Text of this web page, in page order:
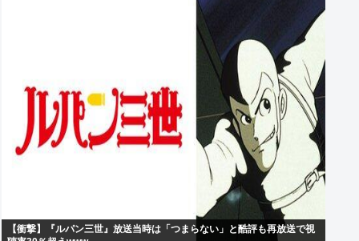
【衝撃】『ルパン三世』放送当時は「つまらない」と酷評も再放送で視